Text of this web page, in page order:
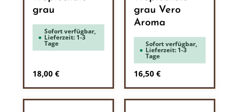
grau
Sofort verfügbar,
Lieferzeit: 1-3
Tage
Regulärer Preis:
18,00 €
grau Vero
Aroma
Sofort verfügbar,
Lieferzeit: 1-3
Tage
Regulärer Preis:
16,50 €